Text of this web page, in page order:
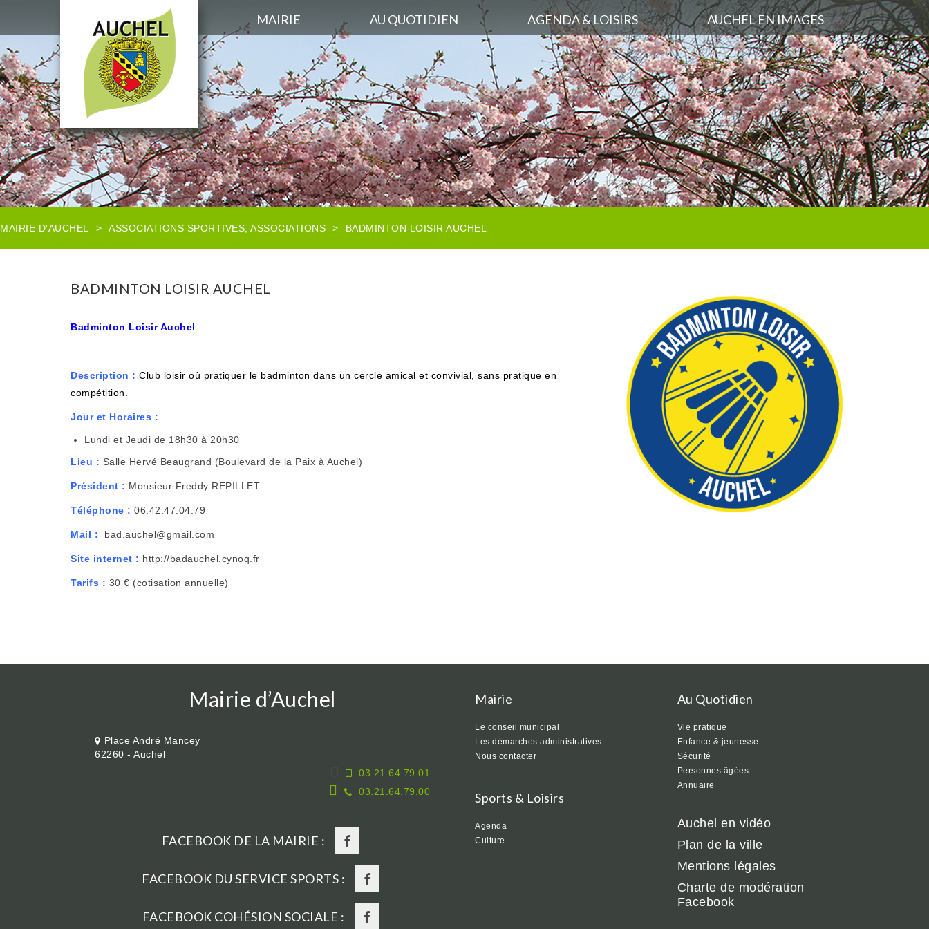
MAIRIE AU QUOTIDIEN AGENDA & LOISIRS AUCHEL EN IMAGES
MAIRIE D'AUCHEL > ASSOCIATIONS SPORTIVES ASSOCIATIONS > BADMINTON LOISIR AUCHEL
BADMINTON LOISIR AUCHEL
Badminton Loisir Auchel
Description : Club loisir où pratiquer le badminton dans un cercle amical et convivial, sans pratique en
compétition.
Jour et Horaires :
Lundi et Jeudi de 18h30 à 20h30
Lieu : Salle Hervé Beaugrand (Boulevard de la Paix à Auchel)
Président : Monsieur Freddy REPILLET
Téléphone : 06.42.47.04.79
Mail : bad.auchel@gmail.com
Site internet : http://badauchel.cynoq.fr
Tarifs : 30 € (cotisation annuelle)
Mairie d’Auchel
Place André Mancey
62260 - Auchel
03.21.64.79.01
03.21.64.79.00
FACEBOOK DE LA MAIRIE :
FACEBOOK DU SERVICE SPORTS :
FACEBOOK COHÉSION SOCIALE :
Mairie
Le conseil municipal
Les démarches administratives
Nous contacter
Sports & Loisirs
Agenda
Culture
Au Quotidien
Vie pratique
Enfance & jeunesse
Sécurité
Personnes âgées
Annuaire
Auchel en vidéo
Plan de la ville
Mentions légales
Charte de modération
Facebook